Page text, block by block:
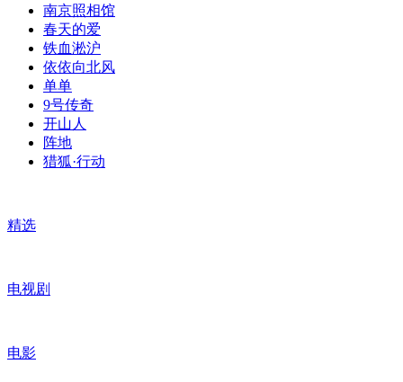
南京照相馆
春天的爱
铁血淞沪
依依向北风
单单
9号传奇
开山人
阵地
猎狐·行动
精选
电视剧
电影